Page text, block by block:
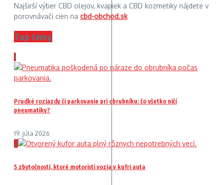
Najširší výber CBD olejov, kvapiek a CBD kozmetiky nájdete v
porovnávači cien na cbd-obchod.sk
Top témy
1
Prudké rozjazdy či parkovanie pri obrubníku: čo všetko ničí
pneumatiky?
19. júla 2026
2
5 zbytočností, ktoré motoristi vozia v kufri auta